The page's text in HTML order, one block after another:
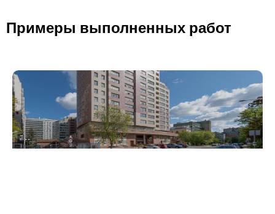
Примеры выполненных работ